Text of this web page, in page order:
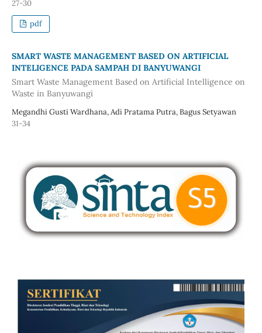
27-30
pdf
SMART WASTE MANAGEMENT BASED ON ARTIFICIAL
INTELIGENCE PADA SAMPAH DI BANYUWANGI
Smart Waste Management Based on Artificial Intelligence on
Waste in Banyuwangi
Megandhi Gusti Wardhana, Adi Pratama Putra, Bagus Setyawan
31-34